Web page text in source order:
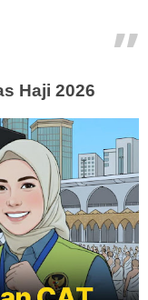
Haji 2026